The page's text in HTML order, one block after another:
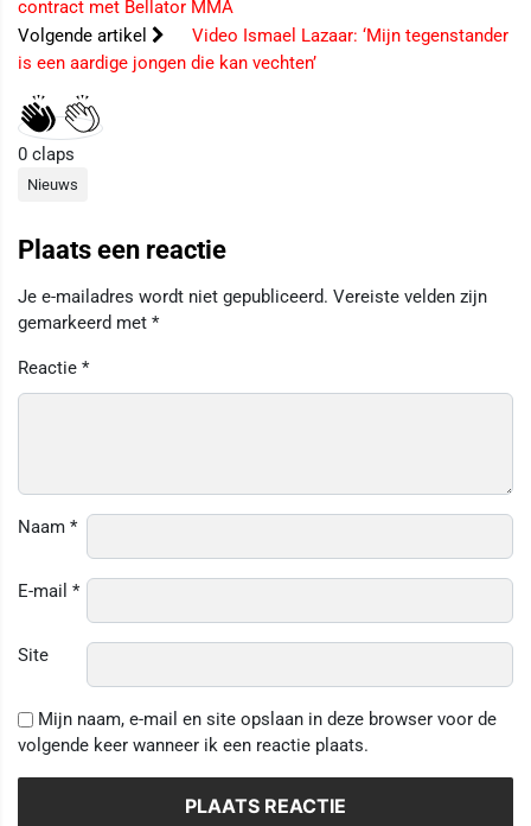
contract met Bellator MMA
Volgende artikel
Video Ismael Lazaar: ‘Mijn tegenstander
is een aardige jongen die kan vechten’
0 claps
Nieuws
Plaats een reactie
Je e-mailadres wordt niet gepubliceerd. Vereiste velden zijn
gemarkeerd met *
Reactie *
Naam *
E-mail *
Site
Mijn naam, e-mail en site opslaan in deze browser voor de
volgende keer wanneer ik een reactie plaats.